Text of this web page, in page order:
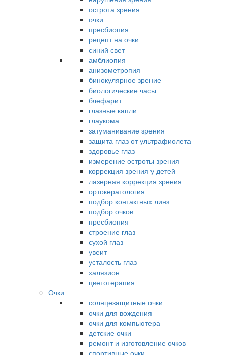
острота зрения
очки
пресбиопия
рецепт на очки
синий свет
амблиопия
анизометропия
бинокулярное зрение
биологические часы
блефарит
глазные капли
глаукома
затуманивание зрения
защита глаз от ультрафиолета
здоровье глаз
измерение остроты зрения
коррекция зрения у детей
лазерная коррекция зрения
ортокератология
подбор контактных линз
подбор очков
пресбиопия
строение глаз
сухой глаз
увеит
усталость глаз
халязион
цветотерапия
Очки
солнцезащитные очки
очки для вождения
очки для компьютера
детские очки
ремонт и изготовление очков